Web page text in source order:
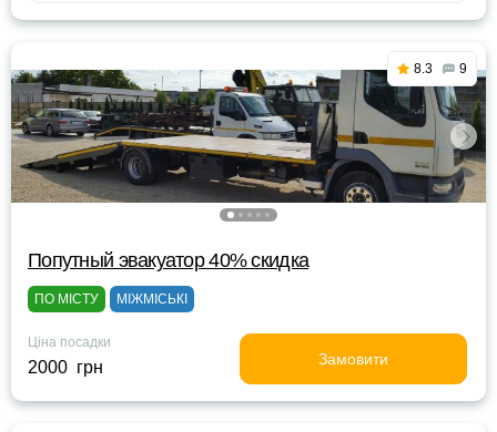
8.3 9
Попутный эвакуатор 40% скидка
ПО МІСТУ МІЖМІСЬКІ
Ціна посадки
2000 грн Замовити